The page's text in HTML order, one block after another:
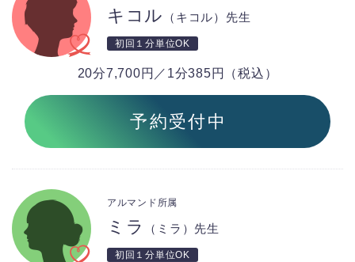
キコル （キコル）先生
初回１分単位OK
20分7,700円／1分385円（税込）
予約受付中
ミラ （ミラ）先生
アルマンド所属
初回１分単位OK